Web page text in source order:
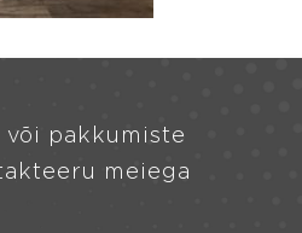
või pakkumiste
meiega